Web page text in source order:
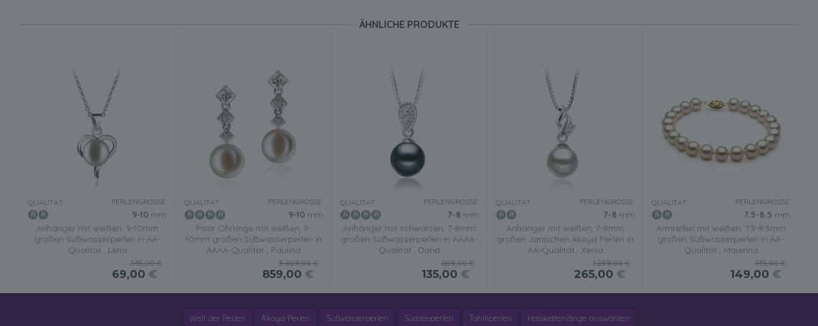
ÄHNLICHE PRODUKTE
QUALITÄT: PERLENGRÖSSE:
9-10 mm
Anhänger mit weißen, 9-10mm
großen Süßwasserperlen in AA-
Qualität , Lena
345,00 €
69,00 €
QUALITÄT: PERLENGRÖSSE:
9-10mm
Paar Ohrringe mit weißen, 9-
10mm großen Süßwasserperlen in
AAAA-Qualität , Paulina
3.909,00 €
859,00 €
QUALITÄT: PERLENGRÖSSE:
7-8mm
Anhänger mit schwarzen, 7-8mm
großen Süßwasserperlen in AAAA-
Qualität , Daria
609,00 €
135,00 €
QUALITÄT: PERLENGRÖSSE:
7-8mm
Anhänger mit weißen, 7-8mm
großen Janischen Akoya Perlen in
AA-Qualität , Xenia
1.289,00 €
265,00 €
QUALITÄT: PERLENGRÖSSE:
7.5-8.5 mm
Armreifen mit weißen, 7.5-8.5mm
großen Süßwasserperlen in AA-
Qualität , Majenna
745,00 €
149,00 €
Welt der Perlen Akoya-Perlen Süßwasserperlen Südseeperlen Tahitiperlen Halskettenlänge auswählen